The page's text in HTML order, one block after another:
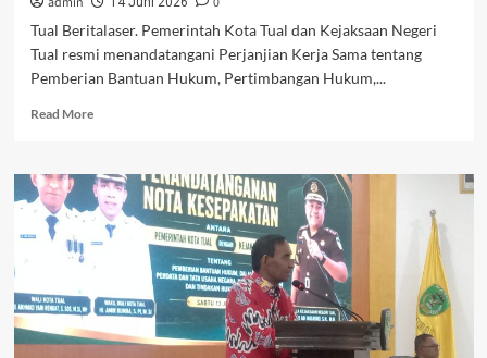
Tual Beritalaser. Pemerintah Kota Tual dan Kejaksaan Negeri
Tual resmi menandatangani Perjanjian Kerja Sama tentang
Pemberian Bantuan Hukum, Pertimbangan Hukum,...
Read MoreRead
Kejari
Tual
Siap
Kawal
Lewat
Program
JAGA